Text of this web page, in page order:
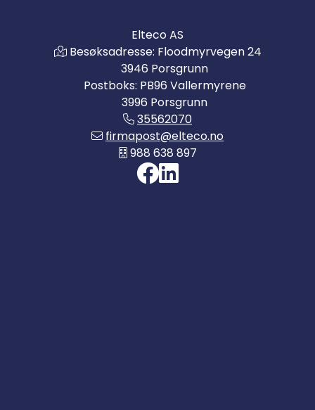
Elteco AS
Besøksadresse: Floodmyrvegen 24
3946 Porsgrunn
Postboks: PB96 Vallermyrene
3996 Porsgrunn
35562070
firmapost@elteco.no
988 638 897